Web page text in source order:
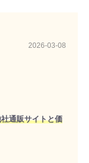
2026-03-08
通販サイトと価